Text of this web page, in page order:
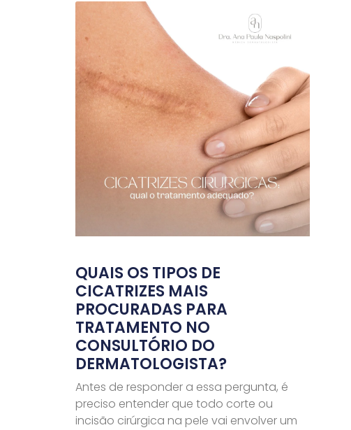
QUAIS OS TIPOS DE
CICATRIZES MAIS
PROCURADAS PARA
TRATAMENTO NO
CONSULTÓRIO DO
DERMATOLOGISTA?
Antes de responder a essa pergunta, é
preciso entender que todo corte ou
incisão cirúrgica na pele vai envolver um